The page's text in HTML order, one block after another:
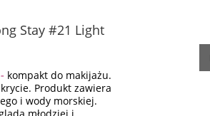
Stay #21 Light
kompakt do makijażu.
Produkt zawiera
i wody morskiej.